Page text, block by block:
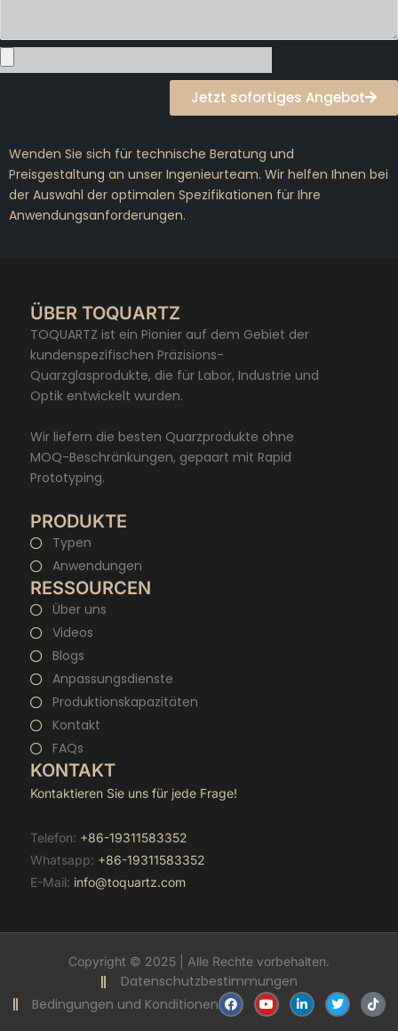
Jetzt sofortiges Angebot
Wenden Sie sich für technische Beratung und
Preisgestaltung an unser Ingenieurteam. Wir helfen Ihnen bei
der Auswahl der optimalen Spezifikationen für Ihre
Anwendungsanforderungen.
ÜBER TOQUARTZ
TOQUARTZ ist ein Pionier auf dem Gebiet der
kundenspezifischen Präzisions-
Quarzglasprodukte, die für Labor, Industrie und
Optik entwickelt wurden.
Wir liefern die besten Quarzprodukte ohne
MOQ-Beschränkungen, gepaart mit Rapid
Prototyping.
PRODUKTE
Typen
Anwendungen
RESSOURCEN
Über uns
Videos
Blogs
Anpassungsdienste
Produktionskapazitäten
Kontakt
FAQs
KONTAKT
Kontaktieren Sie uns für jede Frage!
Telefon: +86-19311583352
Whatsapp: +86-19311583352
E-Mail: info@toquartz.com
Copyright © 2025 | Alle Rechte vorbehalten.
Datenschutzbestimmungen
Bedingungen und Konditionen
F
a
c
Y
o
u
V
e
r
T
w
i
T
i
k